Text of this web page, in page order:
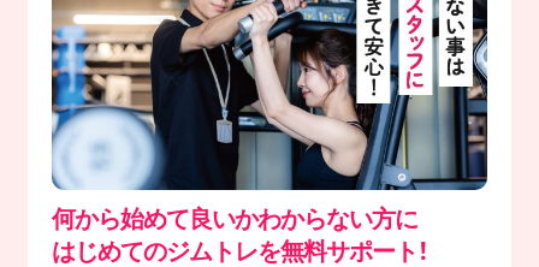
何から始めて良いかわからない方に
はじめてのジムトレを無料サポート！